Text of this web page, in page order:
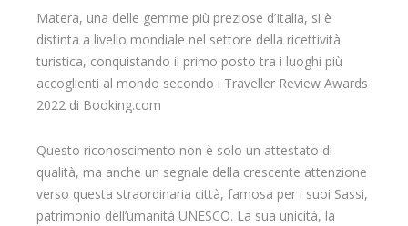
Matera, una delle gemme più preziose d’Italia, si è
distinta a livello mondiale nel settore della ricettività
turistica, conquistando il primo posto tra i luoghi più
accoglienti al mondo secondo i Traveller Review Awards
2022 di Booking.com
Questo riconoscimento non è solo un attestato di
qualità, ma anche un segnale della crescente attenzione
verso questa straordinaria città, famosa per i suoi Sassi,
patrimonio dell’umanità UNESCO. La sua unicità, la